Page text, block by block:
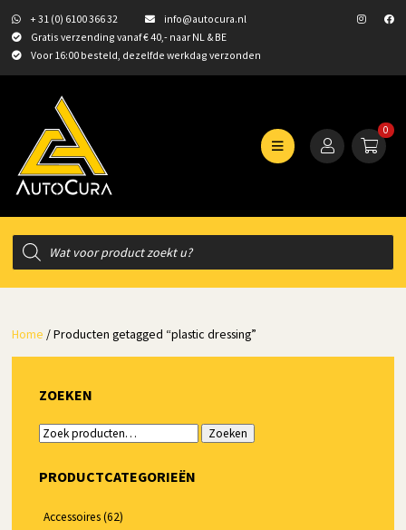
+ 31 (0) 6100 366 32
info@autocura.nl
Gratis verzending vanaf € 40,- naar NL & BE
Voor 16:00 besteld, dezelfde werkdag verzonden
0
Producten
zoeken
Home / Producten getagged “plastic dressing”
ZOEKEN
Zoeken
Zoeken
PRODUCTCATEGORIEËN
Accessoires (62)